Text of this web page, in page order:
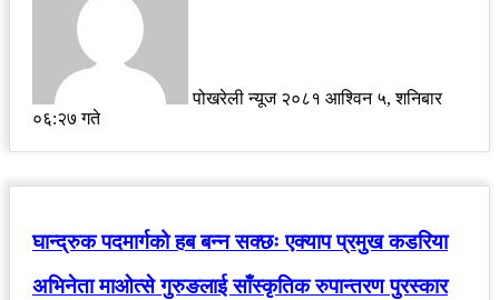
पोखरेली न्यूज २०८१ आश्विन ५, शनिबार
०६:२७ गते
घान्द्रुक पदमार्गको हब बन्न सक्छः एक्याप प्रमुख कडरिया
अभिनेता माओत्से गुरुङलाई साँस्कृतिक रुपान्तरण पुरस्कार